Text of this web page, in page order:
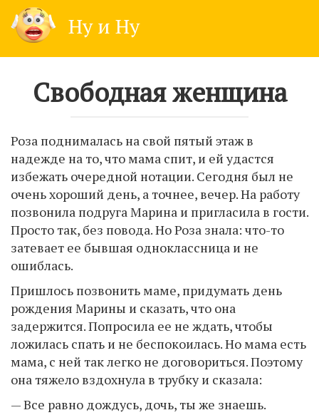
content
Ну и Ну
Свободная женщина
Роза поднималась на свой пятый этаж в
надежде на то, что мама спит, и ей удастся
избежать очередной нотации. Сегодня был не
очень хороший день, а точнее, вечер. На работу
позвонила подруга Марина и пригласила в гости.
Просто так, без повода. Но Роза знала: что-то
затевает ее бывшая одноклассница и не
ошиблась.
Пришлось позвонить маме, придумать день
рождения Марины и сказать, что она
задержится. Попросила ее не ждать, чтобы
ложилась спать и не беспокоилась. Но мама есть
мама, с ней так легко не договориться. Поэтому
она тяжело вздохнула в трубку и сказала:
— Все равно дождусь, дочь, ты же знаешь.